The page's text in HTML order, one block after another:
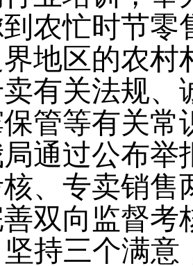
农忙时节零
地区的农村
有关法规、
管等有关常
通过公布举
、专卖销售
双向监督考
持三个满意